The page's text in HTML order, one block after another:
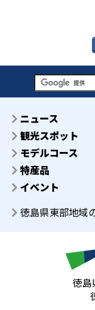
ニュース
観光スポット
モデルコース
特産品
イベント
徳島県東部地域
徳島